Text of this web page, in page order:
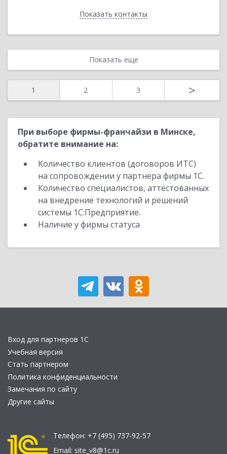
Показать контакты
Назад
Показать еще
1 2 3 >
При выборе фирмы-франчайзи в Минске,
обратите внимание на:
Количество клиентов (договоров ИТС)
на сопровождении у партнера фирмы 1С.
Количество специалистов, аттестованных
на внедрение технологий и решений
системы 1С:Предприятие.
Наличие у фирмы статуса
Вход для партнеров 1С
Учебная версия
Стать партнером
Политика конфиденциальности
Замечания по сайту
Другие сайты
Телефон: +7 (495) 737-92-57
Email: site_v8@1c.ru